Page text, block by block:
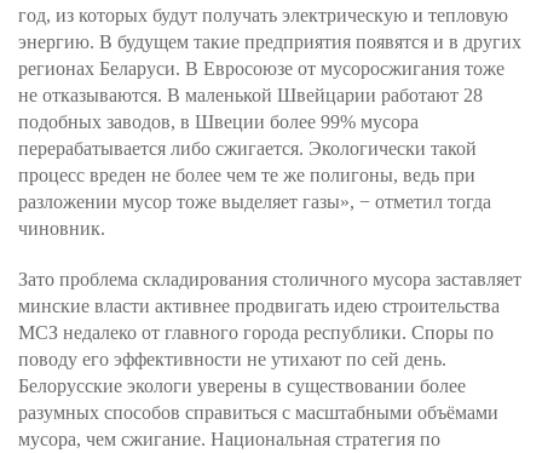
год, из которых будут получать электрическую и тепловую
энергию. В будущем такие предприятия появятся и в других
регионах Беларуси. В Евросоюзе от мусоросжигания тоже
не отказываются. В маленькой Швейцарии работают 28
подобных заводов, в Швеции более 99% мусора
перерабатывается либо сжигается. Экологически такой
процесс вреден не более чем те же полигоны, ведь при
разложении мусор тоже выделяет газы», − отметил тогда
чиновник.
Зато проблема складирования столичного мусора заставляет
минские власти активнее продвигать идею строительства
МСЗ недалеко от главного города республики. Споры по
поводу его эффективности не утихают по сей день.
Белорусские экологи уверены в существовании более
разумных способов справиться с масштабными объёмами
мусора, чем сжигание. Национальная стратегия по